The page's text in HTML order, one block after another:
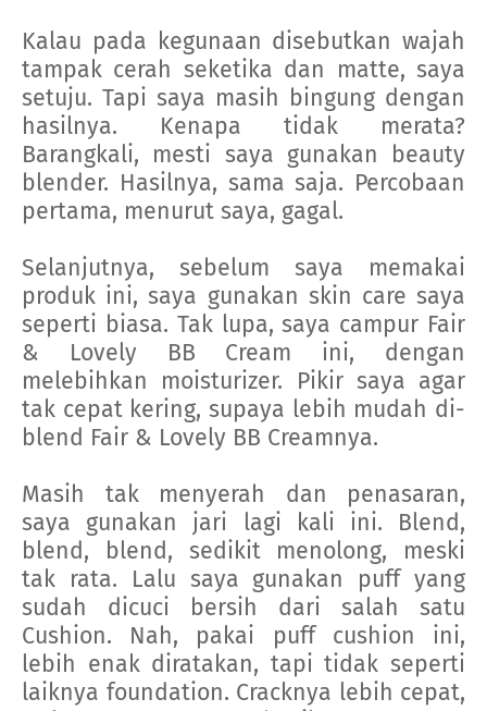
Kalau pada kegunaan disebutkan wajah
tampak cerah seketika dan matte, saya
setuju. Tapi saya masih bingung dengan
hasilnya. Kenapa tidak merata?
Barangkali, mesti saya gunakan beauty
blender. Hasilnya, sama saja. Percobaan
pertama, menurut saya, gagal.
Selanjutnya, sebelum saya memakai
produk ini, saya gunakan skin care saya
seperti biasa. Tak lupa, saya campur Fair
& Lovely BB Cream ini, dengan
melebihkan moisturizer. Pikir saya agar
tak cepat kering, supaya lebih mudah di-
blend Fair & Lovely BB Creamnya.
Masih tak menyerah dan penasaran,
saya gunakan jari lagi kali ini. Blend,
blend, blend, sedikit menolong, meski
tak rata. Lalu saya gunakan puff yang
sudah dicuci bersih dari salah satu
Cushion. Nah, pakai puff cushion ini,
lebih enak diratakan, tapi tidak seperti
laiknya foundation. Cracknya lebih cepat,